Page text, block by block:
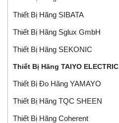
Thiết Bị Hãng SIBATA
Thiết Bị Hãng Sglux GmbH
Thiết Bị Hãng SEKONIC
Thiết Bị Hãng TAIYO ELECTRIC
Thiết Bị Đo Hãng YAMAYO
Thiết Bị Hãng TQC SHEEN
Thiết Bị Hãng Coherent